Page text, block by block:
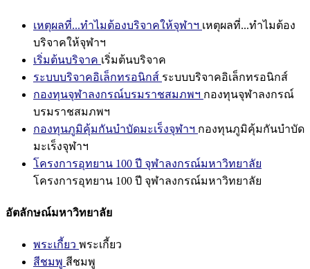
เหตุผลที่...ทำไมต้องบริจาคให้จุฬาฯ เหตุผลที่...ทำไมต้อง
บริจาคให้จุฬาฯ
เริ่มต้นบริจาค เริ่มต้นบริจาค
ระบบบริจาคอิเล็กทรอนิกส์ ระบบบริจาคอิเล็กทรอนิกส์
กองทุนจุฬาลงกรณ์บรมราชสมภพฯ กองทุนจุฬาลงกรณ์
บรมราชสมภพฯ
กองทุนภูมิคุ้มกันบำบัดมะเร็งจุฬาฯ กองทุนภูมิคุ้มกันบำบัด
มะเร็งจุฬาฯ
โครงการอุทยาน 100 ปี จุฬาลงกรณ์มหาวิทยาลัย
โครงการอุทยาน 100 ปี จุฬาลงกรณ์มหาวิทยาลัย
อัตลักษณ์มหาวิทยาลัย
พระเกี้ยว พระเกี้ยว
สีชมพู สีชมพู